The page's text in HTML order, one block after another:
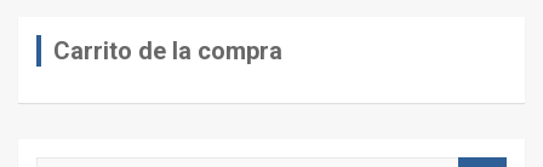
Carrito de la compra